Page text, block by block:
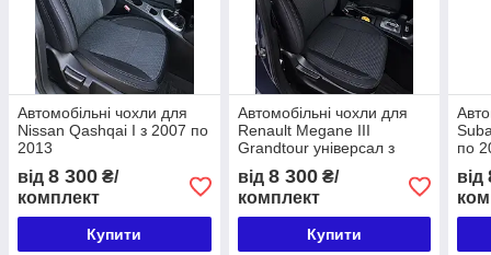
Автомобільні чохли для
Nissan Qashqai I з 2007 по
2013
від 8 300 ₴/
комплект
Купити
Автомобільні чохли для
Renault Megane III
Grandtour універсал з
2008 по 2016
від 8 300₴/
комплект
Купити
по
від